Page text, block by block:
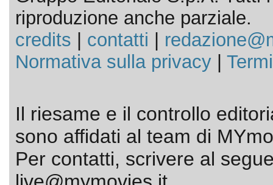
riproduzione anche parziale.
credits
contatti
Normativa sulla privacy|
Il riesame e il controllo
sono affidati al team di
Per contatti, scrivere al